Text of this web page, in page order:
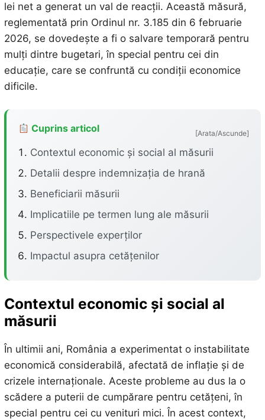
lei net a generat un val de reacții. Această măsură,
reglementată prin Ordinul nr. 3.185 din 6 februarie
2026, se dovedește a fi o salvare temporară pentru
mulți dintre bugetari, în special pentru cei din
educație, care se confruntă cu condiții economice
dificile.
Cuprins articol [Arata/Ascunde]
Contextul economic și social al măsurii
Detalii despre indemnizația de hrană
Beneficiarii măsurii
Implicatiile pe termen lung ale măsurii
Perspectivele experților
Impactul asupra cetățenilor
Contextul economic și social al
măsurii
În ultimii ani, România a experimentat o instabilitate
economică considerabilă, afectată de inflație și de
crizele internaționale. Aceste probleme au dus la o
scădere a puterii de cumpărare pentru cetățeni, în
special pentru cei cu venituri mici. În acest context,